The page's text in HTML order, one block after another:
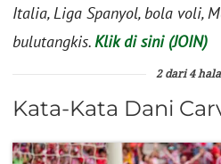
Italia, Liga Spanyol, bola voli,
bulutangkis.Klik di sini (JOIN)
2 dari 4
Kata-Kata Dani